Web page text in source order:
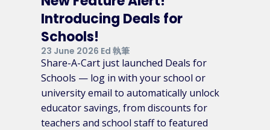
Introducing Deals for
Schools!
23 June 2026 Ed 執筆
Share-A-Cart just launched Deals for
Schools — log in with your school or
university email to automatically unlock
educator savings, from discounts for
teachers and school staff to featured